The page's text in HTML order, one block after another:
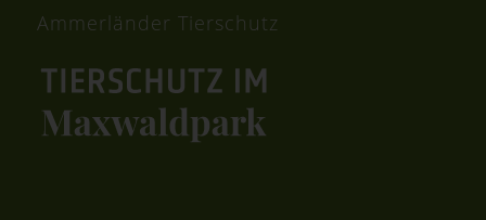
Ammerländer Tierschutz